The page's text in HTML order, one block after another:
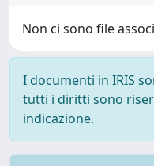
Non ci sono file
I documenti in IRIS
tutti i diritti sono
indicazione.